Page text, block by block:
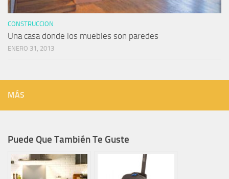
CONSTRUCCION
Una casa donde los muebles son paredes
ENERO 31, 2013
MÁS
Puede Que También Te Guste